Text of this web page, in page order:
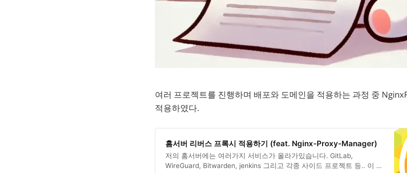
여러 프로젝트를 진행하며 배포와 도메인을 적용하는 과정 중
적용하였다.
홈서버 리버스 프록시 적용하기 (feat. Nginx-Proxy-Manager)
저의 홈서버에는 여러가지 서비스가 올라가있습니다. GitLab,
WireGuard, Bitwarden, jenkins 그리고 각종 사이드 프로젝트 등.. 이 각